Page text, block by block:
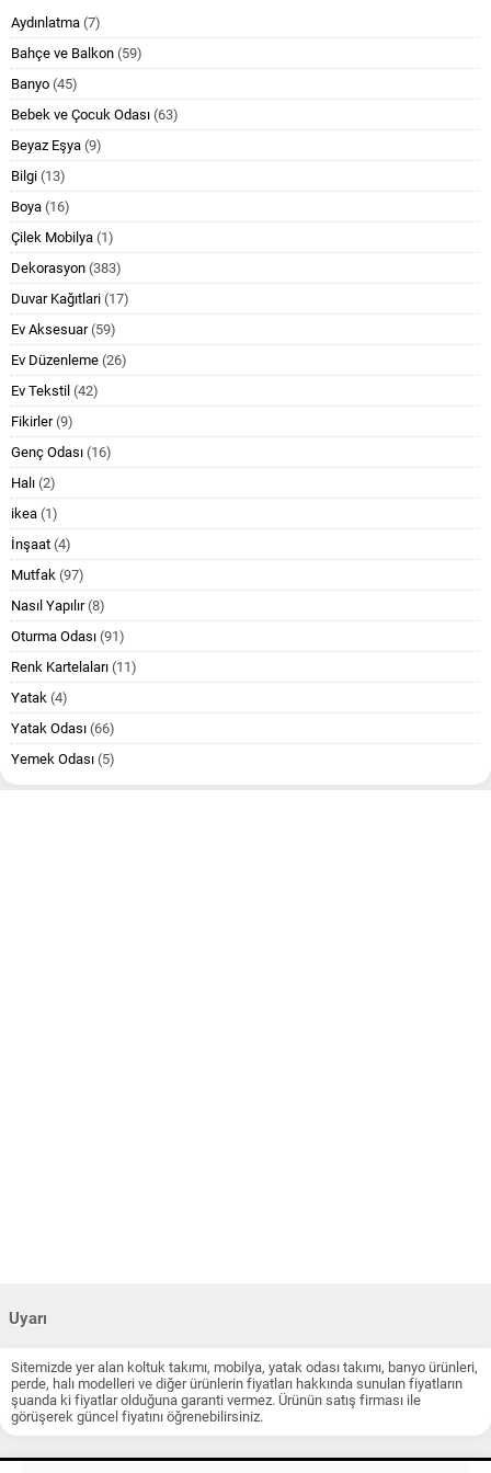
Aydınlatma (7)
Bahçe ve Balkon (59)
Banyo (45)
Bebek ve Çocuk Odası (63)
Beyaz Eşya (9)
Bilgi (13)
Boya (16)
Çilek Mobilya (1)
Dekorasyon (383)
Duvar Kağıtlari (17)
Ev Aksesuar(59)
Ev Düzenleme (26)
Ev Tekstil (42)
Fikirler(9)
Genç Odası (16)
Halı (2)
ikea (1)
İnşaat (4)
Mutfak (97)
Nasıl Yapılır(8)
Oturma Odası (91)
Renk Kartelaları (11)
Yatak (4)
Yatak Odası (66)
Yemek Odası (5)
Uyarı
Sitemizde yer alan koltuk takımı, mobilya, yatak odası takımı, banyo ürünleri,
perde, halı modelleri ve diğer ürünlerin fiyatları hakkında sunulan fiyatların
şuanda ki fiyatlar olduğuna garanti vermez. Ürünün satış firması ile
görüşerek güncel fiyatını öğrenebilirsiniz.